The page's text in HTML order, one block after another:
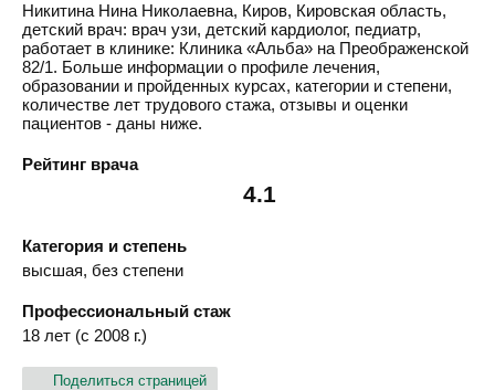
Никитина Нина Николаевна, Киров, Кировская область,
детский врач: врач узи, детский кардиолог, педиатр,
работает в клинике: Клиника «Альба» на Преображенской
82/1. Больше информации о профиле лечения,
образовании и пройденных курсах, категории и степени,
количестве лет трудового стажа, отзывы и оценки
пациентов - даны ниже.
Рейтинг врача
4.1
Категория и степень
высшая, без степени
Профессиональный стаж
18 лет (с 2008 г.)
Поделиться страницей